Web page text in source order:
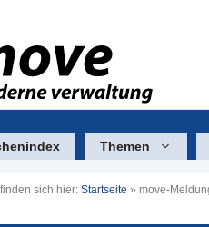
Themen
sich hier: Startseite » move-